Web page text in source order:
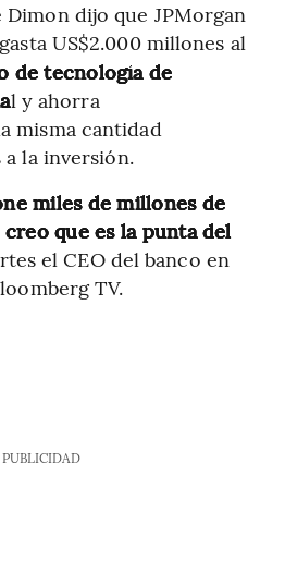
dijo que JPMorgan
US$2.000 millones al
de tecnología de
l y ahorra
misma cantidad
la inversión.
miles de millones de
que es la punta del
el CEO del banco en
TV.
PUBLICIDAD